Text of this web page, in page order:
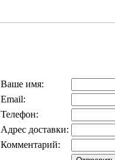
Ваше имя:
Email:
Телефон:
Адрес доставки:
Комментарий: